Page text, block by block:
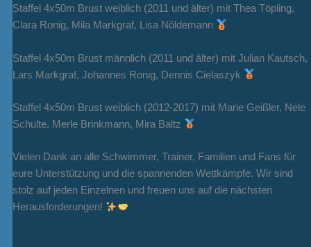
Staffel 4x50m Brust weiblich (2011 und älter) mit Thea Töpling,
Clara Ronig, Mila Markgraf, Lisa Nöldemann
Staffel 4x50m Brust männlich (2011 und älter) mit Julian Kautsch,
Lars Markgraf, Johannes Ronig, Dennis Cielaszyk
Staffel 4x50m Brust weiblich (2012-2017) mit Marie Geißler, Nele
Schulte, Merle Brinkmann, Mira Baltz
Vielen Dank an alle Schwimmer, Trainer, Familien und Fans für
eure Unterstützung und die spannenden Wettkämpfe. Wir sind
stolz auf jeden Einzelnen und freuen uns auf die nächsten
Herausforderungen!